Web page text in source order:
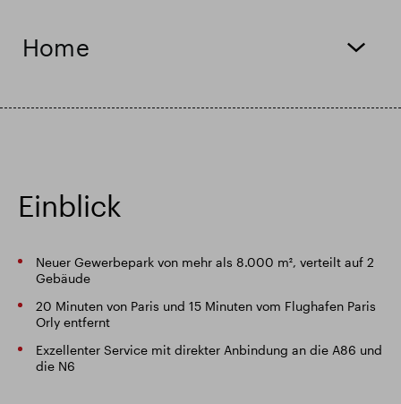
Home
Einblick
Neuer Gewerbepark von mehr als 8.000 m², verteilt auf 2
Gebäude
20 Minuten von Paris und 15 Minuten vom Flughafen Paris
Orly entfernt
Exzellenter Service mit direkter Anbindung an die A86 und
die N6